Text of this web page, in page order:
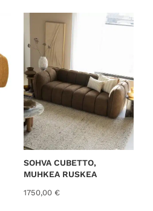
SOHVA CUBETTO,
MUHKEA RUSKEA
1750,00 €